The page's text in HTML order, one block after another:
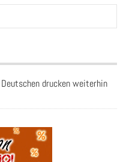
drucken weiterhin